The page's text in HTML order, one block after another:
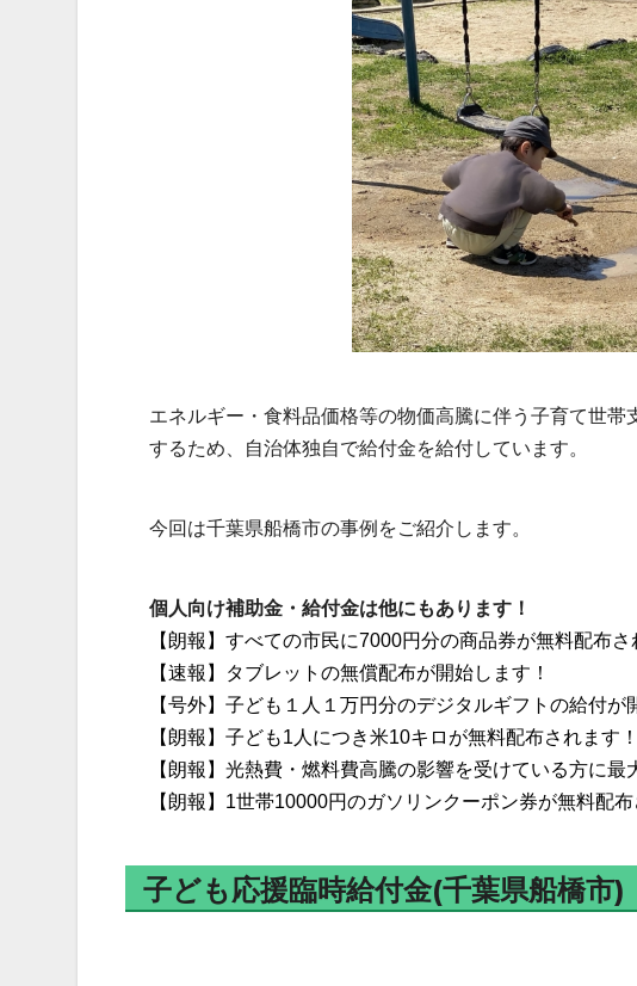
エネルギー・食料品価格等の物価高騰に伴う子育て世
するため、自治体独自で給付金を給付しています。
今回は千葉県船橋市の事例をご紹介します。
個人向け補助金・給付金は他にもあります！
【朗報】すべての市民に7000円分の商品券が無料配布さ
【速報】タブレットの無償配布が開始します！
【号外】子ども１人１万円分のデジタルギフトの給付が
【朗報】子ども1人につき米10キロが無料配布されます！
【朗報】光熱費・燃料費高騰の影響を受けている方に最
【朗報】1世帯10000円のガソリンクーポン券が無料配布
子ども応援臨時給付金(千葉県船橋市)